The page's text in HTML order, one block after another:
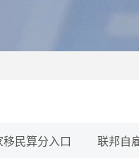
民算分入口 联邦自